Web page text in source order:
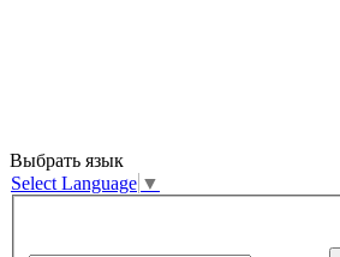
Выбрать язык
Select Language ▼